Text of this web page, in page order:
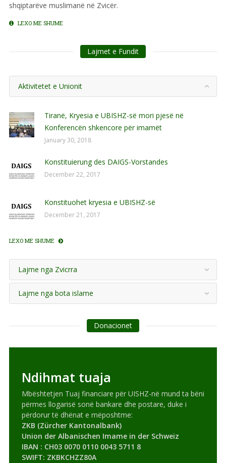
shqiptarëve muslimanë në Zvicër.
LEXO ME SHUME
Lajmet e Fundit
Aktivitetet e Unionit
Tiranë, Kryesia e UBISHZ-së mori pjesë në
Konferencën shkencore për imamët
January 30, 2018
Konstituierung des DAIGS-Vorstandes
December 22, 2017
Konstituohet kryesia e UBISHZ-së
December 21, 2017
LEXO ME SHUME
Lajme nga Zvicrra
Lajme nga bota islame
Donacionet
Ndihmat tuaja
Mbështetjen Tuaj financiare për UISHZ-në mund ta bëni
përmes llogarisë sonë bankare dhe postare, duke i
përdorur të dhënat e mëposhtme:
ZKB (Zürcher Kantonalbank)
Union der Albanischen Imame in der Schweiz
IBAN : CH03 0070 0110 0043 5711 8
SWIFT: ZKBKCHZZ80A